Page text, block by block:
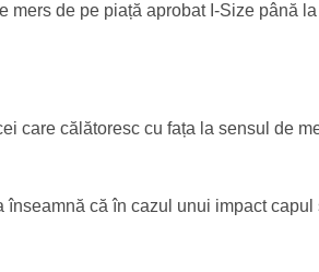
mers de pe piață aprobat I-Size până
care călătoresc cu fața la sensul de
înseamnă că în cazul unui impact capul